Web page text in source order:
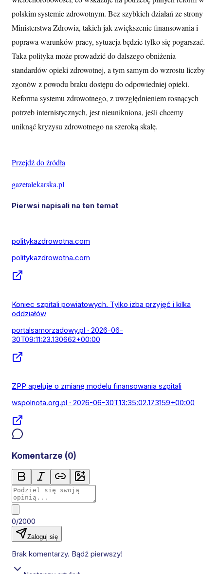
polskim systemie zdrowotnym. Bez szybkich działań ze strony
Ministerstwa Zdrowia, takich jak zwiększenie finansowania i
poprawa warunków pracy, sytuacja będzie tylko się pogarszać.
Taka polityka może prowadzić do dalszego obniżenia
standardów opieki zdrowotnej, a tym samym do wzrostu liczby
zgonów z powodu braku dostępu do odpowiedniej opieki.
Reforma systemu zdrowotnego, z uwzględnieniem rosnących
potrzeb internistycznych, jest nieunikniona, jeśli chcemy
uniknąć kryzysu zdrowotnego na szeroką skalę.
Przejdź do źródła
gazetalekarska.pl
Pierwsi napisali na ten temat
politykazdrowotna.com
politykazdrowotna.com
Koniec szpitali powiatowych. Tylko izba przyjęć i kilka
oddziałów
portalsamorzadowy.pl · 2026-06-
30T09:11:23.130662+00:00
ZPP apeluje o zmianę modelu finansowania szpitali
wspolnota.org.pl · 2026-06-30T13:35:02.173159+00:00
Komentarze (0)
0/2000
Zaloguj się
Brak komentarzy. Bądź pierwszy!